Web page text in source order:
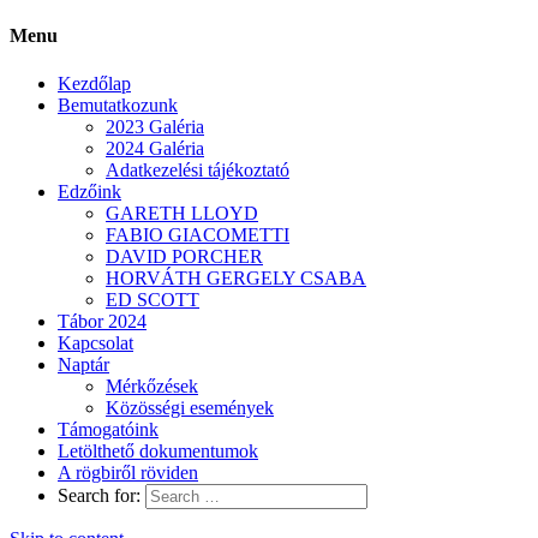
Menu
Kezdőlap
Bemutatkozunk
2023 Galéria
2024 Galéria
Adatkezelési tájékoztató
Edzőink
GARETH LLOYD
FABIO GIACOMETTI
DAVID PORCHER
HORVÁTH GERGELY CSABA
ED SCOTT
Tábor 2024
Kapcsolat
Naptár
Mérkőzések
Közösségi események
Támogatóink
Letölthető dokumentumok
A rögbiről röviden
Search for: